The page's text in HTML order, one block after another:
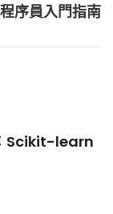
序員入門指南
Scikit-learn